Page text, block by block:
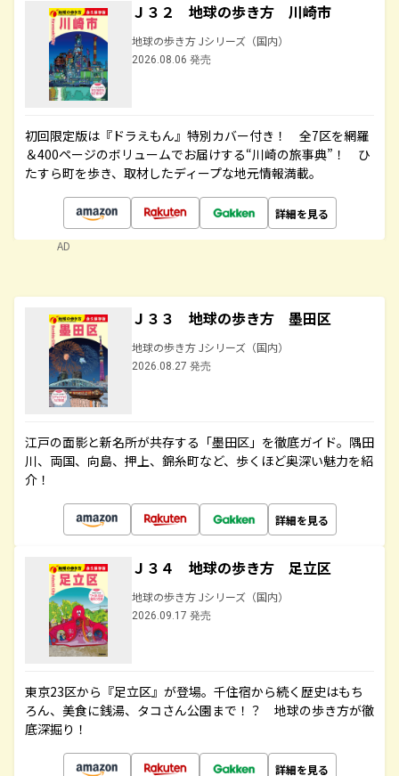
Ｊ３２ 地球の歩き方 川崎市
地球の歩き方 Jシリーズ（国内）
2026.08.06 発売
初回限定版は『ドラえもん』特別カバー付き！ 全7区を網羅
＆400ページのボリュームでお届けする“川崎の旅事典”！ ひ
たすら町を歩き、取材したディープな地元情報満載。
詳細を見る
AD
Ｊ３３ 地球の歩き方 墨田区
地球の歩き方 Jシリーズ（国内）
2026.08.27 発売
江戸の面影と新名所が共存する「墨田区」を徹底ガイド。隅田
川、両国、向島、押上、錦糸町など、歩くほど奥深い魅力を紹
介！
詳細を見る
Ｊ３４ 地球の歩き方 足立区
地球の歩き方 Jシリーズ（国内）
2026.09.17 発売
東京23区から『足立区』が登場。千住宿から続く歴史はもち
ろん、美食に銭湯、タコさん公園まで！？ 地球の歩き方が徹
底深掘り！
詳細を見る